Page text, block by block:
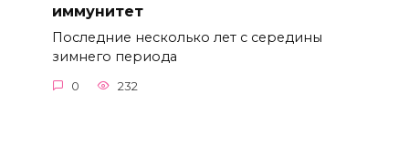
иммунитет
Последние несколько лет с середины
зимнего периода
0 232